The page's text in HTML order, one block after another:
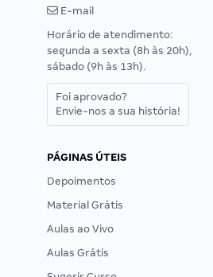
E-mail
Horário de atendimento:
segunda a sexta (8h às 20h),
sábado (9h às 13h).
Foi aprovado?
Envie-nos a sua história!
PÁGINAS ÚTEIS
Depoimentos
Material Grátis
Aulas ao Vivo
Aulas Grátis